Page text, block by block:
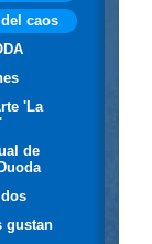
caos
'La
de
gustan